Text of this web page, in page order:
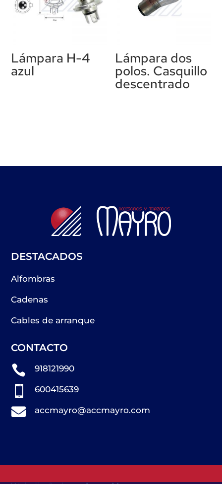
Lámpara H-4
azul
Lámpara dos
polos. Casquillo
descentrado
DESTACADOS
Alfombras
Cadenas
Cables de arranque
CONTACTO
 918121990
 600415639
 accmayro@accmayro.com